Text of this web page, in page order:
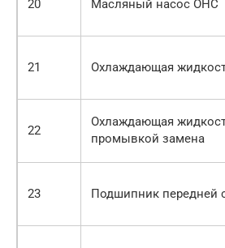
20 Масляный насос OHC
21 Охлаждающая
22
Охлаждающая
промывкой замена
23 Подшипник передней